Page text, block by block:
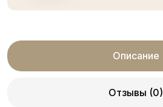
Описание
Отзывы (0)